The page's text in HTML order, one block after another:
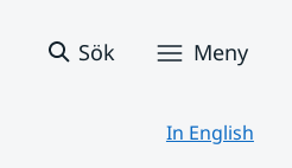
Sök Meny
In English